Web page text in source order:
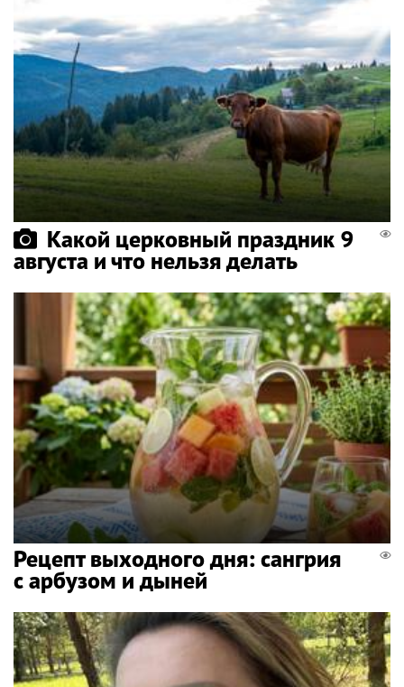
Какой церковный праздник 9
августа и что нельзя делать
Рецепт выходного дня: сангрия
с арбузом и дыней